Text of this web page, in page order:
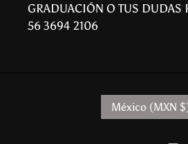
GRADUACIÓN O TUS DUDAS
56 3694 2106
P
A
México (MXN